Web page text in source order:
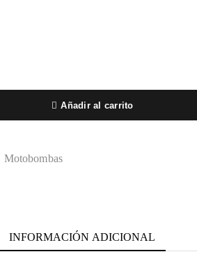
Añadir al carrito
Motobombas
INFORMACIÓN ADICIONAL